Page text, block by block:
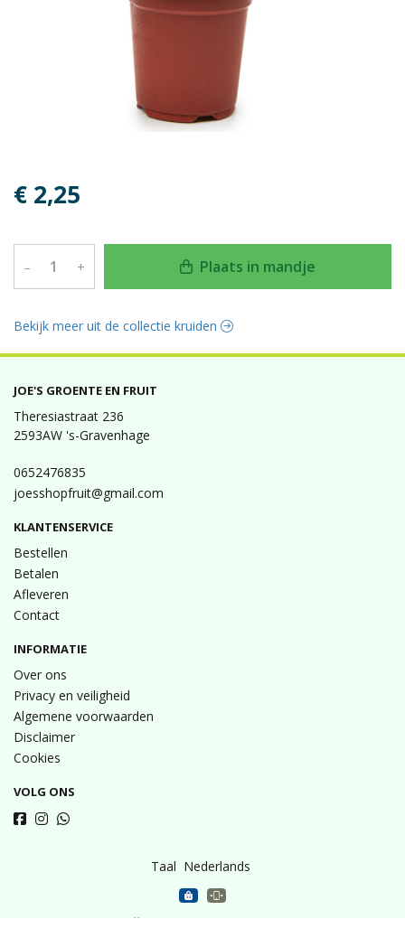
€ 2,25
– + Plaats in mandje
Bekijk meer uit de collectie kruiden
JOE'S GROENTE EN FRUIT
Theresiastraat 236
2593AW 's-Gravenhage
0652476835
joesshopfruit@gmail.com
KLANTENSERVICE
Bestellen
Betalen
Afleveren
Contact
INFORMATIE
Over ons
Privacy en veiligheid
Algemene voorwaarden
Disclaimer
Cookies
VOLG ONS
Taal